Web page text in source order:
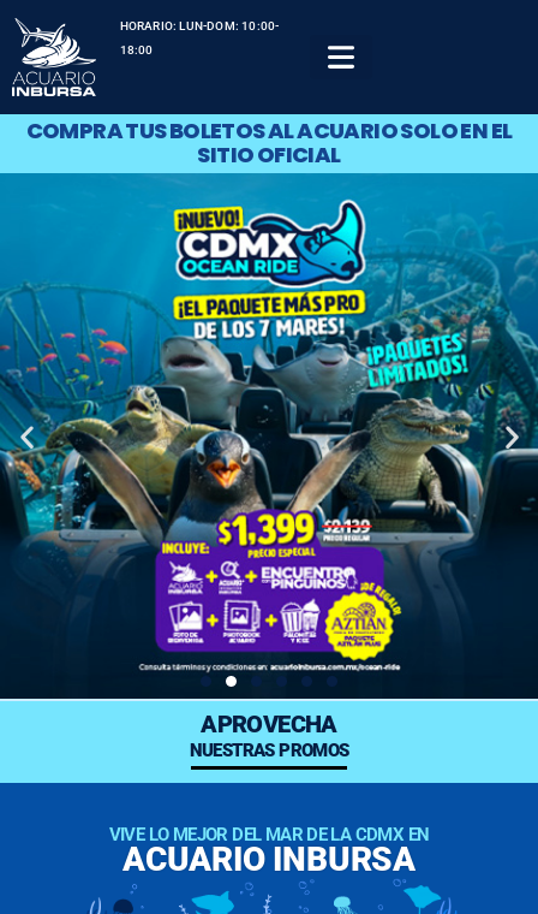
HORARIO: LUN-DOM: 10:00-
18:00
COMPRA TUS BOLETOS AL ACUARIO SOLO EN EL
SITIO OFICIAL
APROVECHA
NUESTRAS PROMOS
VIVE LO MEJOR DEL MAR DE LA CDMX EN
ACUARIO INBURSA